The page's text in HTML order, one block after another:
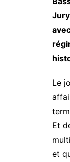
Le
Et
et